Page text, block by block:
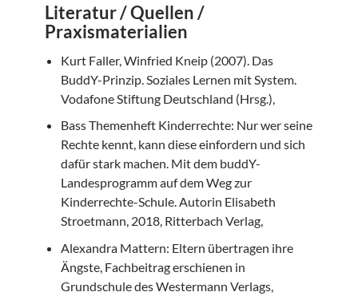
Literatur / Quellen /
Praxismaterialien
Kurt Faller, Winfried Kneip (2007). Das
BuddY-Prinzip. Soziales Lernen mit System.
Vodafone Stiftung Deutschland (Hrsg.),
Bass Themenheft Kinderrechte: Nur wer seine
Rechte kennt, kann diese einfordern und sich
dafür stark machen. Mit dem buddY-
Landesprogramm auf dem Weg zur
Kinderrechte-Schule. Autorin Elisabeth
Stroetmann, 2018, Ritterbach Verlag,
Alexandra Mattern: Eltern übertragen ihre
Ängste, Fachbeitrag erschienen in
Grundschule des Westermann Verlags,